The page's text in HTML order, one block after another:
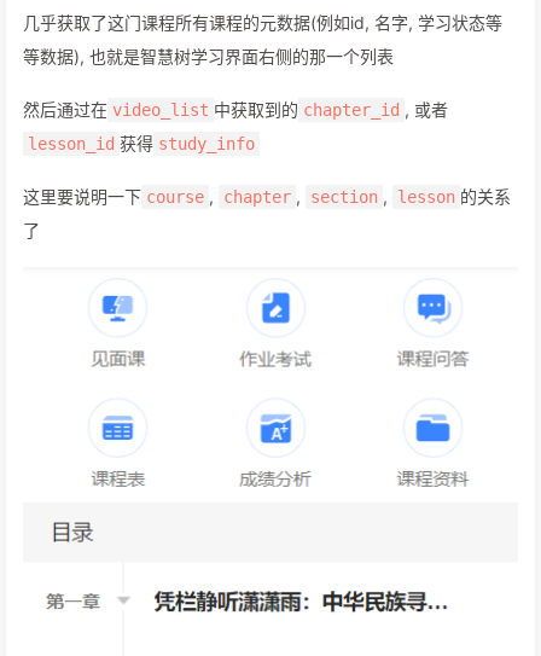
几乎获取了这门课程所有课程的元数据(例如id, 名字, 学习状态等
等数据), 也就是智慧树学习界面右侧的那一个列表
然后通过在 video_list 中获取到的 chapter_id , 或者
lesson_id 获得 study_info
这里要说明一下 course , chapter , section , lesson 的关系
了